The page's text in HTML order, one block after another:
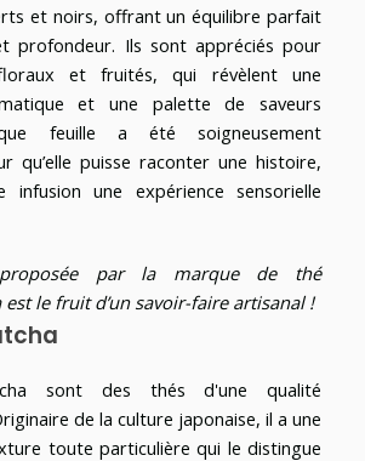
et noirs, offrant un équilibre parfait
profondeur. Ils sont appréciés pour
et fruités, qui révèlent une
et une palette de saveurs
feuille a été soigneusement
qu’elle puisse raconter une histoire,
infusion une expérience sensorielle
par la marque de thé
est le fruit d’un savoir-faire artisanal !
sont des thés d'une qualité
de la culture japonaise, il a une
toute particulière qui le distingue